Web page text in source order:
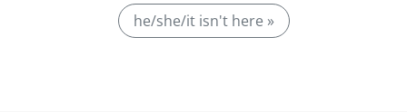
he/she/it isn't here »